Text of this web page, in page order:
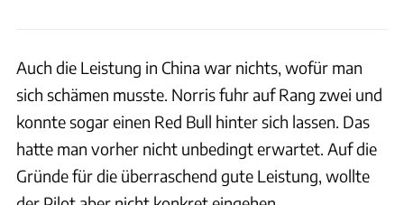
Auch die Leistung in China war nichts, wofür man
sich schämen musste. Norris fuhr auf Rang zwei und
konnte sogar einen Red Bull hinter sich lassen. Das
hatte man vorher nicht unbedingt erwartet. Auf die
Gründe für die überraschend gute Leistung, wollte